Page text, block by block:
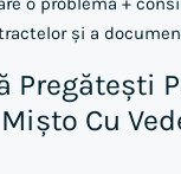
și a
Pregătești
Cu